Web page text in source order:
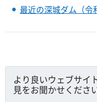
最近の深城ダム（令
より良いウェブサイ
見をお聞かせくださ